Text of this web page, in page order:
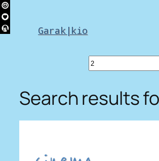
Skip
to
content Garak|kio
Search
Search results